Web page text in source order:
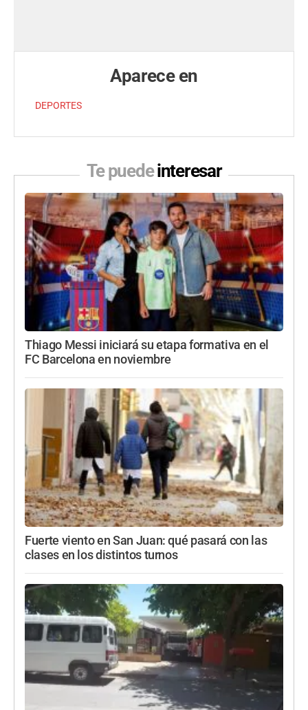
Aparece en
DEPORTES
Te puedeinteresar
Thiago Messi iniciará su etapa formativa en el
FC Barcelona en noviembre
Fuerte viento en San Juan: qué pasará con las
clases en los distintos turnos